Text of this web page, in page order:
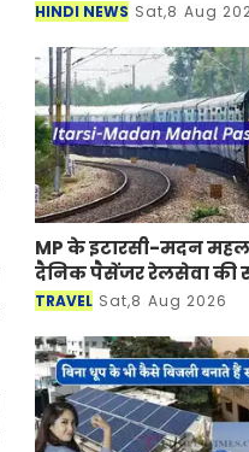
HINDI NEWS Sat,8 Aug
MP के इटारसी-मदन
दैनिक पैसेंजर रेलसेवा की
TRAVEL Sat,8 Aug 2026